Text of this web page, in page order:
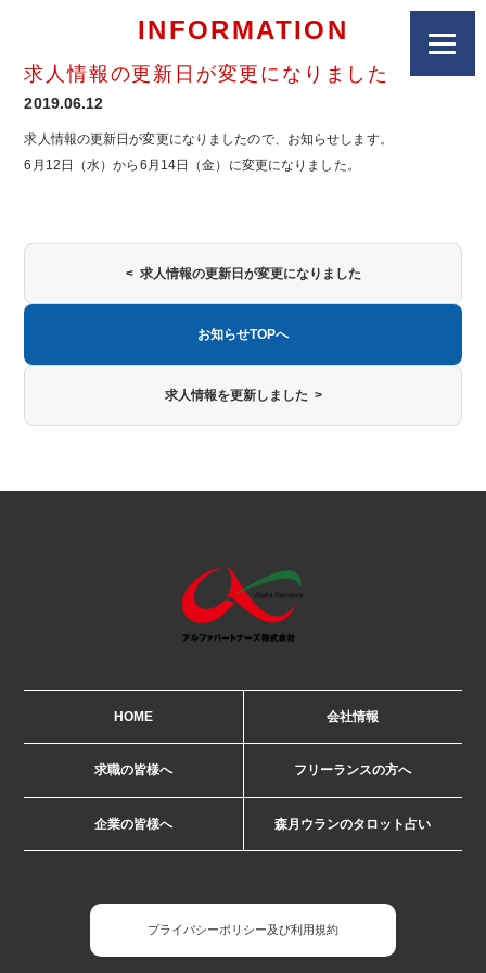
INFORMATION
求人情報の更新日が変更になりました
2019.06.12
求人情報の更新日が変更になりましたので、お知らせします。
6月12日（水）から6月14日（金）に変更になりました。
< 求人情報の更新日が変更になりました
お知らせTOPへ
求人情報を更新しました >
HOME 会社情報
求職の皆様へ フリーランスの方へ
企業の皆様へ 森月ウランのタロット占い
プライバシーポリシー及び利用規約